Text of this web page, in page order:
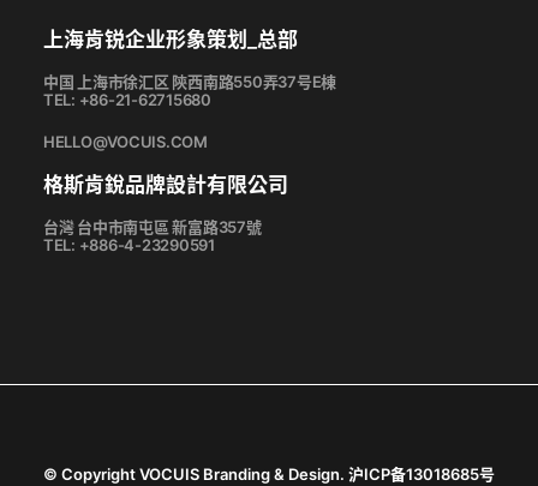
2018-03-06
上海肯锐企业形象策划_总部
中国 上海市徐汇区 陝西南路550弄37号E棟
TEL: +86-21-62715680
HELLO@VOCUIS.COM
格斯肯銳品牌設計有限公司
台灣 台中市南屯區 新富路357號
TEL: +886-4-23290591
© Copyright VOCUIS Branding & Design. 沪ICP备13018685号